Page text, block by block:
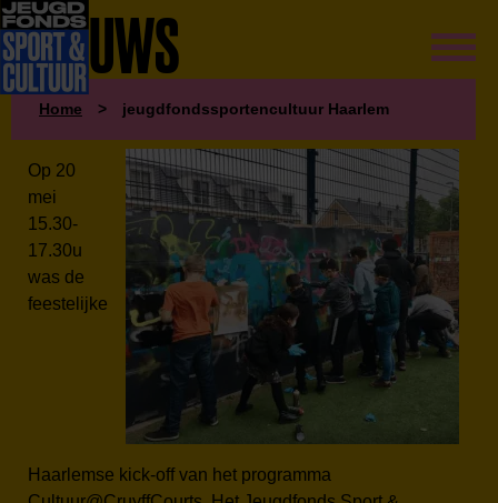
NIEUWS
Home > jeugdfondssportencultuur Haarlem
Op 20
mei
15.30-
17.30u
was de
feestelijke
Haarlemse kick-off van het programma